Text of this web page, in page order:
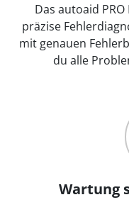
Das autoaid
präzise
mit genauen
du alle
Wartung